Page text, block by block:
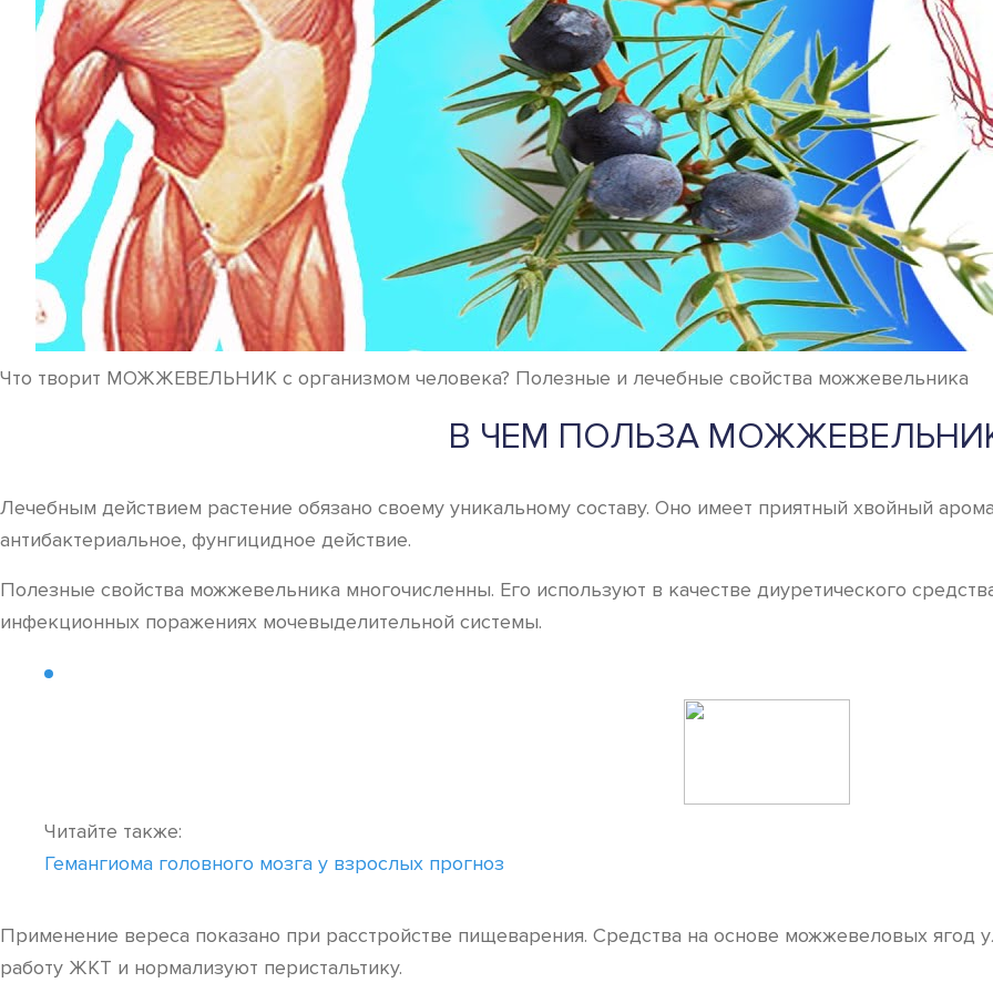
Что творит МОЖЖЕВЕЛЬНИК с организмом человека? Полезные и лечебные свойства можжевельника
В ЧЕМ ПОЛЬЗА
Лечебным действием растение обязано своему уникальному составу. Оно имеет приятный хвойный
антибактериальное, фунгицидное действие.
Полезные свойства можжевельника многочисленны. Его используют в качестве диуретического
инфекционных поражениях мочевыделительной системы.
Читайте также:
Гемангиома головного мозга у взрослых прогноз
Применение вереса показано при расстройстве пищеварения. Средства на основе можжевеловых ягод
работу ЖКТ и нормализуют перистальтику.